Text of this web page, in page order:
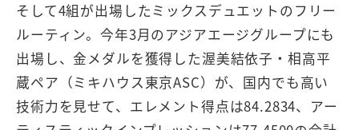
そして4組が出場したミックスデュエットのフリー
ルーティン。今年3月のアジアエージグループにも
出場し、金メダルを獲得した渥美結依子・相高平
蔵ペア（ミキハウス東京ASC）が、国内でも高い
技術力を見せて、エレメント得点は84.2834、アー